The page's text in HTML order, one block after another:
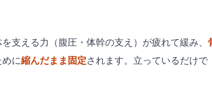
支える力（腹圧・体幹の支え）が疲れて緩み、
に縮んだまま固定されます。立っているだけ